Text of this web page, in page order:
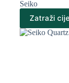
Seiko
Zatraži